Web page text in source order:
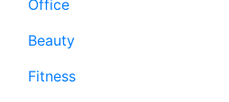
Office
Beauty
Fitness